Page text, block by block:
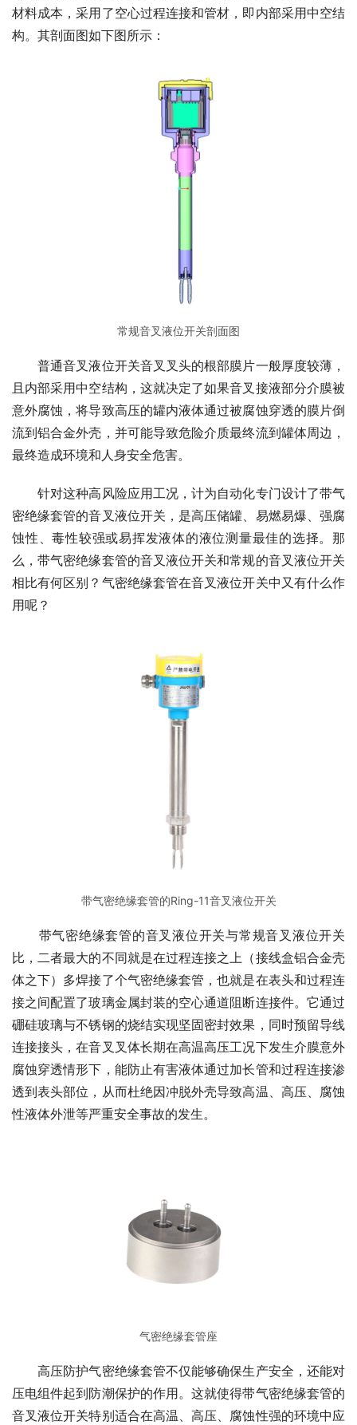
材料成本，采用了空心过程连接和管材，即内部采用中空结
构。其剖面图如下图所示：
常规音叉液位开关剖面图
普通音叉液位开关音叉叉头的根部膜片一般厚度较薄，
且内部采用中空结构，这就决定了如果音叉接液部分介膜被
意外腐蚀，将导致高压的罐内液体通过被腐蚀穿透的膜片倒
流到铝合金外壳，并可能导致危险介质最终流到罐体周边，
最终造成环境和人身安全危害。
针对这种高风险应用工况，计为自动化专门设计了带气
密绝缘套管的音叉液位开关，是高压储罐、易燃易爆、强腐
蚀性、毒性较强或易挥发液体的液位测量最佳的选择。那
么，带气密绝缘套管的音叉液位开关和常规的音叉液位开关
相比有何区别？气密绝缘套管在音叉液位开关中又有什么作
用呢？
带气密绝缘套管的Ring-11音叉液位开关
带气密绝缘套管的音叉液位开关与常规音叉液位开关
比，二者最大的不同就是在过程连接之上（接线盒铝合金壳
体之下）多焊接了个气密绝缘套管，也就是在表头和过程连
接之间配置了玻璃金属封装的空心通道阻断连接件。它通过
硼硅玻璃与不锈钢的烧结实现坚固密封效果，同时预留导线
连接接头，在音叉叉体长期在高温高压工况下发生介膜意外
腐蚀穿透情形下，能防止有害液体通过加长管和过程连接渗
透到表头部位，从而杜绝因冲脱外壳导致高温、高压、腐蚀
性液体外泄等严重安全事故的发生。
气密绝缘套管座
高压防护气密绝缘套管不仅能够确保生产安全，还能对
压电组件起到防潮保护的作用。这就使得带气密绝缘套管的
音叉液位开关特别适合在高温、高压、腐蚀性强的环境中应